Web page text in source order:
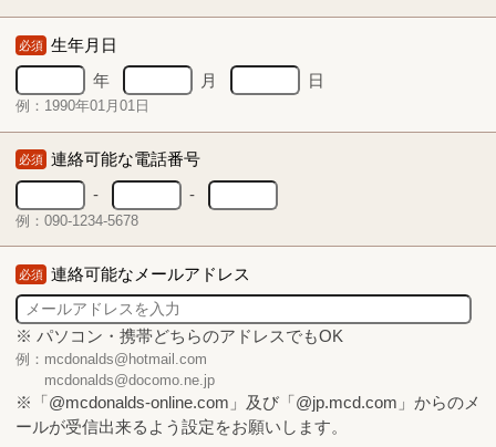
必須 生年月日
年
月 日
例：1990年01月01日
必須 連絡可能な電話番号
-
-
例：090-1234-5678
必須 連絡可能なメールアドレス
※ パソコン・携帯どちらのアドレスでもOK
例：mcdonalds@hotmail.com
mcdonalds@docomo.ne.jp
※「@mcdonalds-online.com」及び「@jp.mcd.com」からのメ
ールが受信出来るよう設定をお願いします。